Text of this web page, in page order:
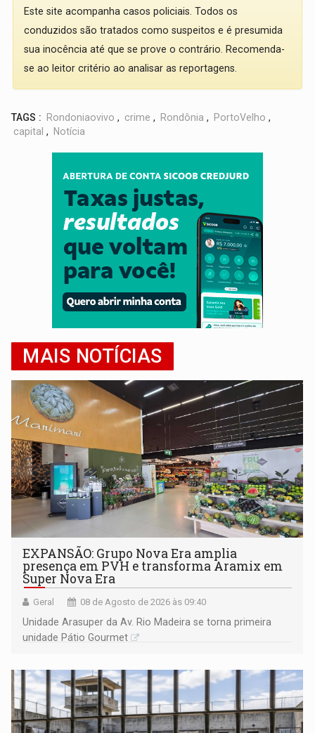
Este site acompanha casos policiais. Todos os
conduzidos são tratados como suspeitos e é presumida
sua inocência até que se prove o contrário. Recomenda-
se ao leitor critério ao analisar as reportagens.
TAGS : Rondoniaovivo , crime , Rondônia , PortoVelho ,
capital , Notícia
MAIS NOTÍCIAS
EXPANSÃO: Grupo Nova Era amplia
presença em PVH e transforma Aramix em
Super Nova Era
Geral 08 de Agosto de 2026 às 09:40
Unidade Arasuper da Av. Rio Madeira se torna primeira
unidade Pátio Gourmet